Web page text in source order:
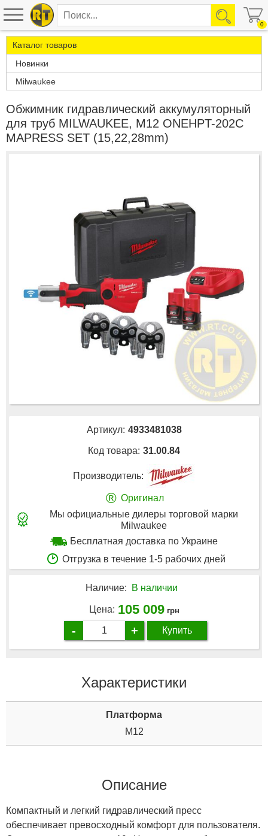
0
Каталог товаров
Новинки
Milwaukee
Обжимник гидравлический аккумуляторный
для труб MILWAUKEE, M12 ONEHPT-202C
MAPRESS SET (15,22,28mm)
Артикул: 4933481038
Код товара: 31.00.84
Производитель:
® Оригинал
Мы официальные дилеры торговой марки
Milwaukee
Бесплатная доставка по Украине
Отгрузка в течение 1-5 рабочих дней
Наличие: В наличии
Цена: 105 009 грн
- + Купить
Характеристики
Платформа
M12
Описание
Компактный и легкий гидравлический пресс
обеспечивает превосходный комфорт для пользователя.